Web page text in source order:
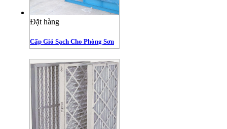
Đặt hàng
Cấp Gió Sạch Cho Phòng Sơn